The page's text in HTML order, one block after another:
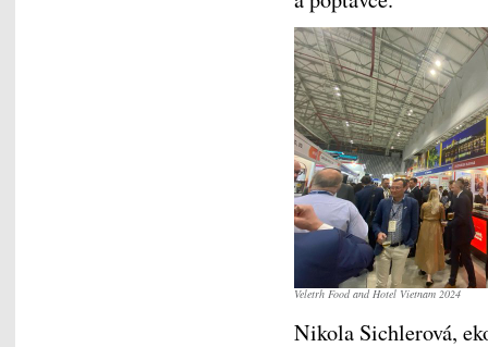
Veletrh Food and Hotel Vietnam 2024
Nikola Sichlerová,